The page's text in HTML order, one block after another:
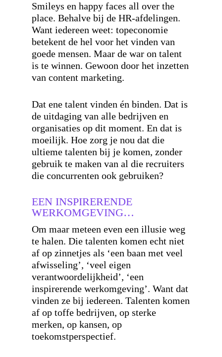
Smileys en happy faces all over the
place. Behalve bij de HR-afdelingen.
Want iedereen weet: topeconomie
betekent de hel voor het vinden van
goede mensen. Maar de war on talent
is te winnen. Gewoon door het inzetten
van content marketing.
Dat ene talent vinden én binden. Dat is
de uitdaging van alle bedrijven en
organisaties op dit moment. En dat is
moeilijk. Hoe zorg je nou dat die
ultieme talenten bij je komen, zonder
gebruik te maken van al die recruiters
die concurrenten ook gebruiken?
EEN INSPIRERENDE
WERKOMGEVING…
Om maar meteen even een illusie weg
te halen. Die talenten komen echt niet
af op zinnetjes als ‘een baan met veel
afwisseling’, ‘veel eigen
verantwoordelijkheid’, ‘een
inspirerende werkomgeving’. Want dat
vinden ze bij iedereen. Talenten komen
af op toffe bedrijven, op sterke
merken, op kansen, op
toekomstperspectief.